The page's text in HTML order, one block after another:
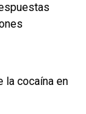
la cocaína en